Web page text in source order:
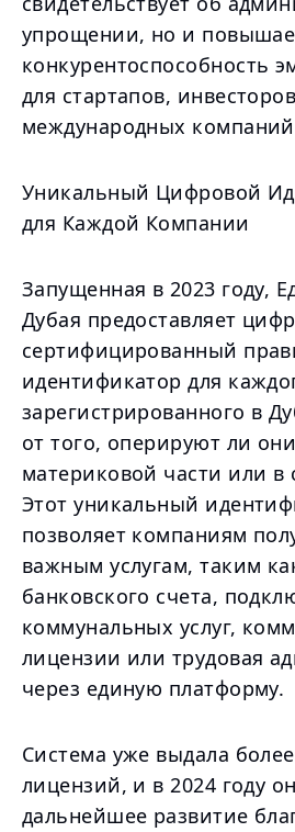
упрощении, но и
конкурентоспособность
для стартапов,
международных
Уникальный Цифровой
для Каждой Компании
Запущенная в 2023 году,
Дубая предоставляет
сертифицированный
идентификатор для
зарегистрированного в
от того, оперируют ли
материковой части или в
Этот уникальный
позволяет компаниям
важным услугам, таким
банковского счета,
коммунальных услуг,
лицензии или трудовая
через единую платформу.
Система уже выдала
лицензий, и в 2024 году
дальнейшее развитие